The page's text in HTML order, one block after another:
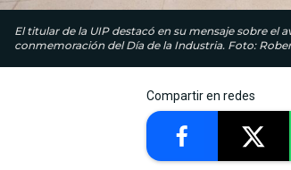
El titular de la UIP destacó en su mensaje sobre el
conmemoración del Día de la Industria. Foto:
Compartir en redes